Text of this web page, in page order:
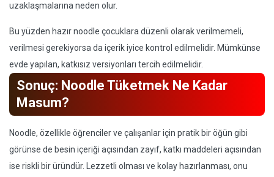
uzaklaşmalarına neden olur.
Bu yüzden hazır noodle çocuklara düzenli olarak verilmemeli,
verilmesi gerekiyorsa da içerik iyice kontrol edilmelidir. Mümkünse
evde yapılan, katkısız versiyonları tercih edilmelidir.
Sonuç: Noodle Tüketmek Ne Kadar
Masum?
Noodle, özellikle öğrenciler ve çalışanlar için pratik bir öğün gibi
görünse de besin içeriği açısından zayıf, katkı maddeleri açısından
ise riskli bir üründür. Lezzetli olması ve kolay hazırlanması, onu